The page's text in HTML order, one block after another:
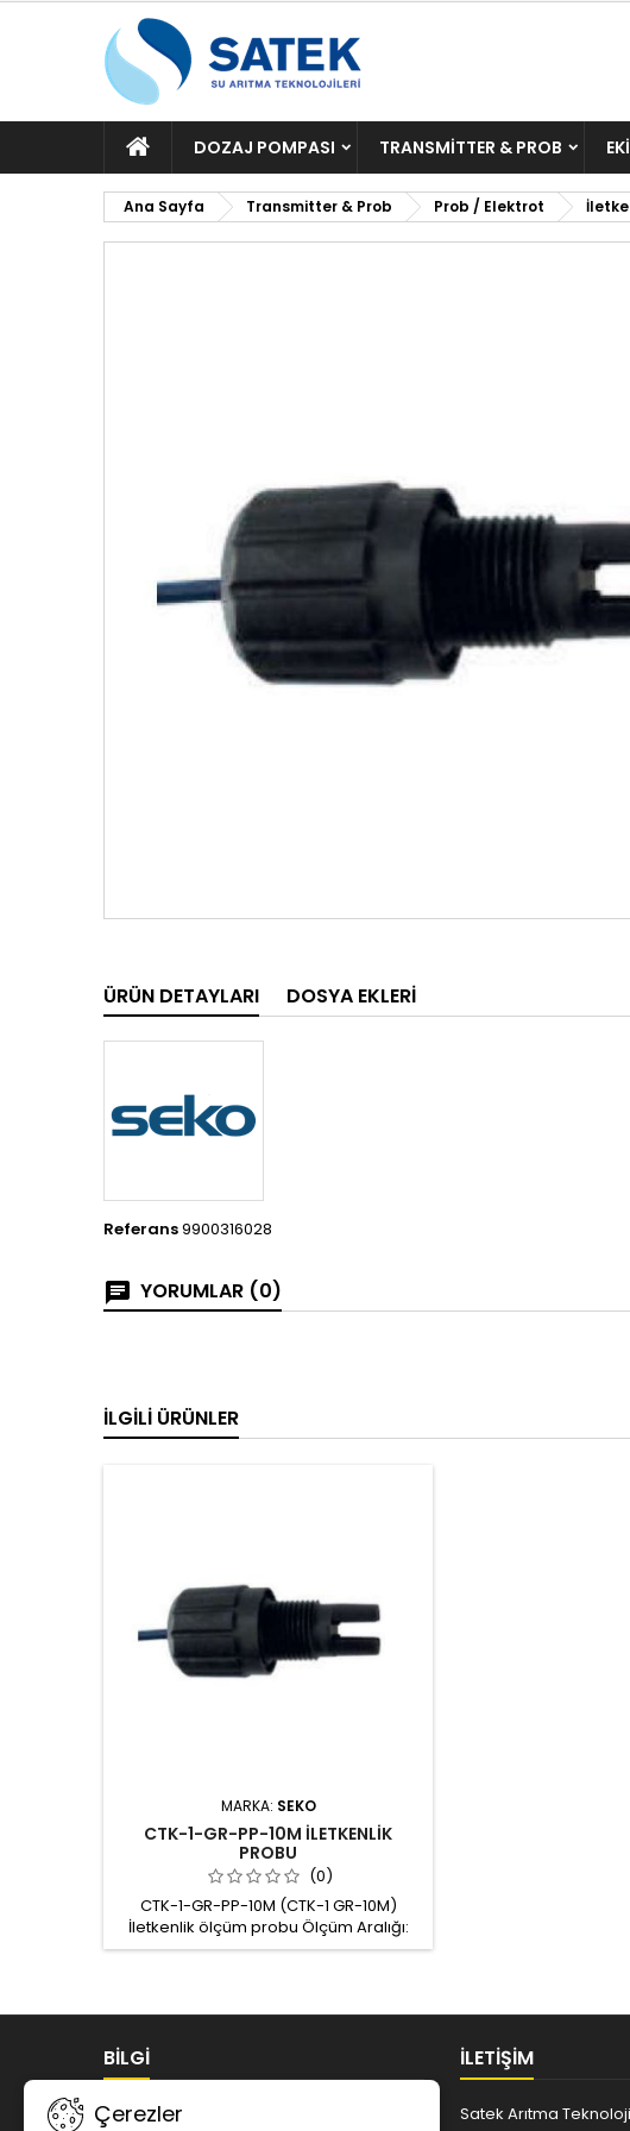
ANA
SAYFA
DOZAJ POMPASI TRANSMITTER & PROB
Ana Sayfa Transmitter & Prob Prob / Elektrot
ÜRÜN DETAYLARI DOSYA EKLERI
Referans9900316028
YORUMLAR (0)
İLGILI ÜRÜNLER
MARKA: SEKO
CTK-1-GR-PP-10M İLETKENLİK
PROBU
(0)
CTK-1-GR-PP-10M (CTK-1 GR-10M)
İletkenlik ölçüm probu Ölçüm Aralığı:
0÷5000 μS Kablo uzunluğu: 10m Çalışma
Elektrod malzemesi: Graphite Bağlantı:
100 sıcaklık sensörü dahil Seko ürün
kodu: 9900316029
BİLGİ
Hakkımızda
İLETIŞIM
Satek Arıtma
Çerezler